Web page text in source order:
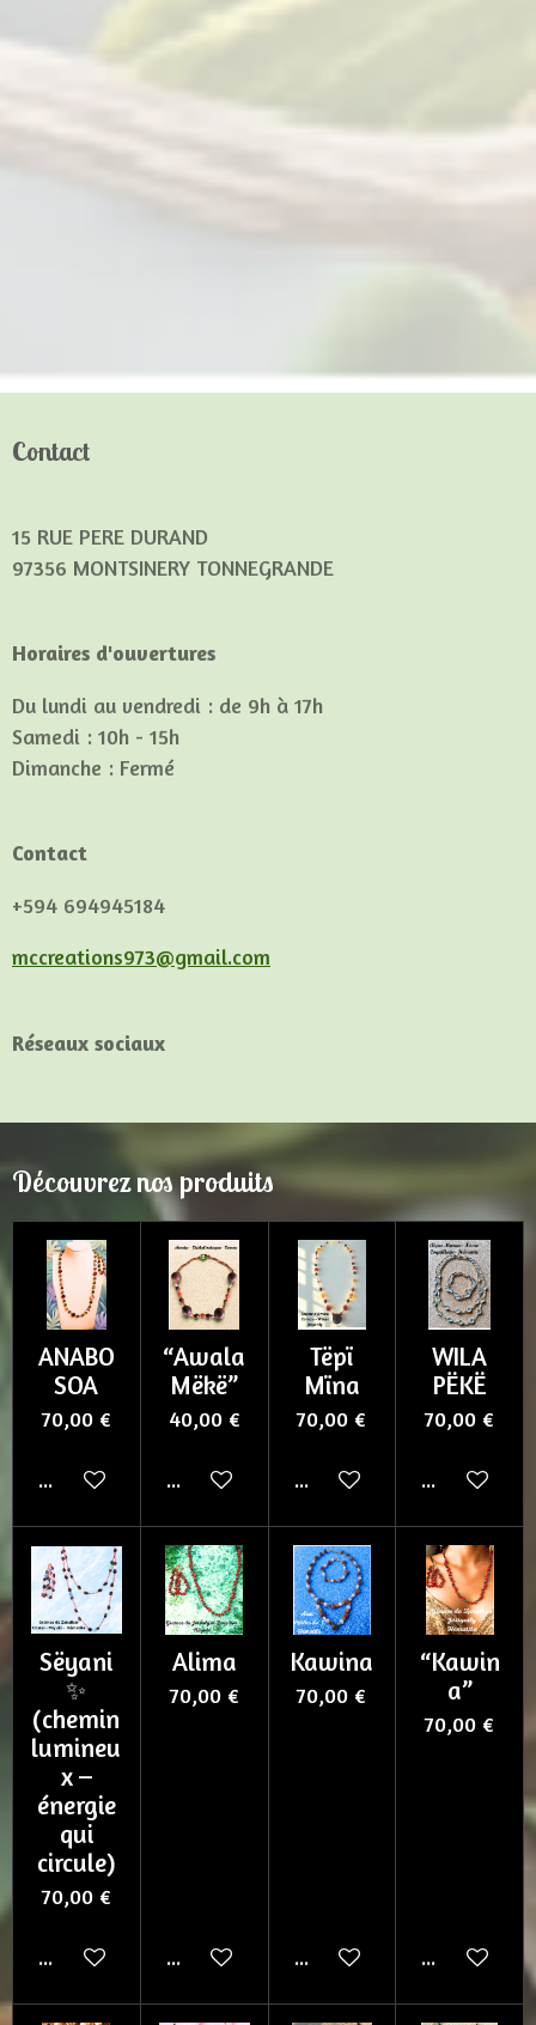
Contact
15 RUE PERE DURAND
97356 MONTSINERY TONNEGRANDE
Horaires d'ouvertures
Du lundi au vendredi : de 9h à 17h
Samedi : 10h - 15h
Dimanche : Fermé
Contact
+594 694945184
mccreations973@gmail.com
Réseaux sociaux
Découvrez nos produits
ANABO
SOA
70,00 €
Ajouter au panier
“Awala
Mëkë”
40,00 €
Ajouter au panier
Tëpï
Mïna
70,00 €
Ajouter au panier
WILA
PËKË
70,00 €
Ajouter au
Sëyani
✨
(chemin
lumineu
x –
énergie
qui
circule)
70,00 €
Ajouter au panier
Alima
70,00 €
Ajouter au panier
Kawina
70,00 €
Ajouter au panier
“Kawin
a”
70,00 €
Ajouter au